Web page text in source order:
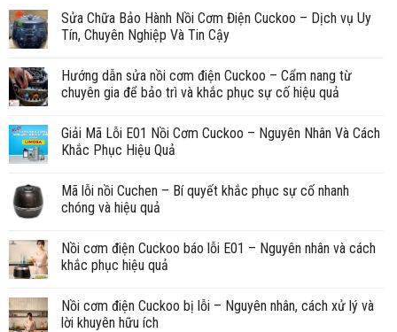
Sửa Chữa Bảo Hành Nồi Cơm Điện Cuckoo – Dịch vụ Uy
Tín, Chuyên Nghiệp Và Tin Cậy
Hướng dẫn sửa nồi cơm điện Cuckoo – Cẩm nang từ
chuyên gia để bảo trì và khắc phục sự cố hiệu quả
Giải Mã Lỗi E01 Nồi Cơm Cuckoo – Nguyên Nhân Và Cách
Khắc Phục Hiệu Quả
Mã lỗi nồi Cuchen – Bí quyết khắc phục sự cố nhanh
chóng và hiệu quả
Nồi cơm điện Cuckoo báo lỗi E01 – Nguyên nhân và cách
khắc phục hiệu quả
Nồi cơm điện Cuckoo bị lỗi – Nguyên nhân, cách xử lý và
lời khuyên hữu ích